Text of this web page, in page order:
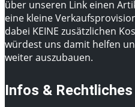
über unseren Link einen
eine kleine
dabei KEINE zusätzlichen
würdest uns damit helfen
weiter auszubauen.
Infos & Rechtliches